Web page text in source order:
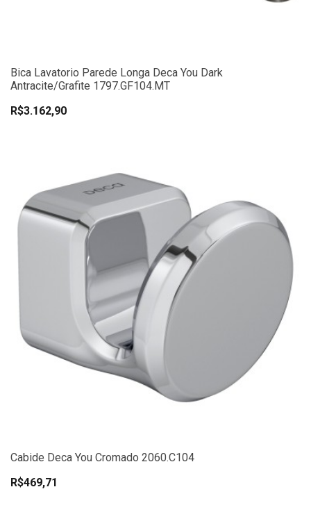
Bica Lavatorio Parede Longa Deca You Dark
Antracite/Grafite 1797.GF104.MT
R$3.162,90
Cabide Deca You Cromado 2060.C104
R$469,71